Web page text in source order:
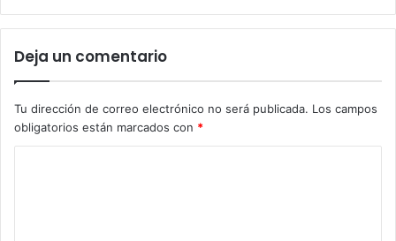
Deja un comentario
Tu dirección de correo electrónico no será publicada. Los campos
obligatorios están marcados con *